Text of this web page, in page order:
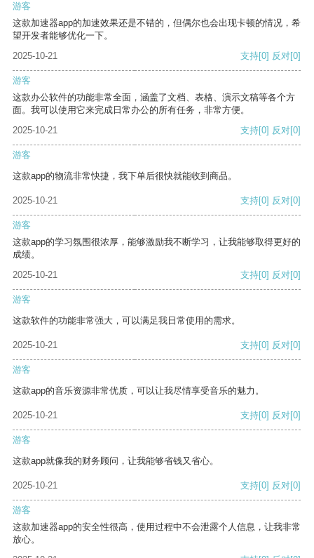
游客
这款加速器app的加速效果还是不错的，但偶尔也会出现卡顿的情况，希
望开发者能够优化一下。
2025-10-21
支持[0] 反对[0]
游客
这款办公软件的功能非常全面，涵盖了文档、表格、演示文稿等各个方
面。我可以使用它来完成日常办公的所有任务，非常方便。
2025-10-21
支持[0] 反对[0]
游客
这款app的物流非常快捷，我下单后很快就能收到商品。
2025-10-21 支持[0] 反对[0]
游客
这款app的学习氛围很浓厚，能够激励我不断学习，让我能够取得更好的
成绩。
2025-10-21
支持[0] 反对[0]
游客
这款软件的功能非常强大，可以满足我日常使用的需求。
2025-10-21 支持[0] 反对[0]
游客
这款app的音乐资源非常优质，可以让我尽情享受音乐的魅力。
2025-10-21 支持[0] 反对[0]
游客
这款app就像我的财务顾问，让我能够省钱又省心。
2025-10-21 支持[0] 反对[0]
游客
这款加速器app的安全性很高，使用过程中不会泄露个人信息，让我非常
放心。